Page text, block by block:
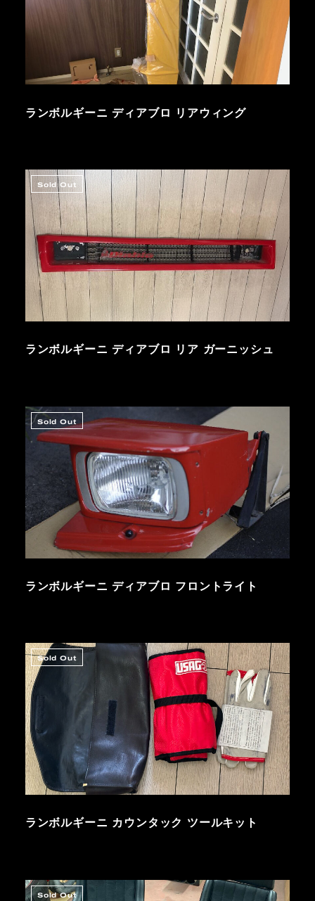
ランボルギーニ ディアブロ リアウィング
Sold Out
ランボルギーニ ディアブロ リア ガーニッシュ
Sold Out
ランボルギーニ ディアブロ フロントライト
Sold Out
ランボルギーニ カウンタック ツールキット
Sold Out